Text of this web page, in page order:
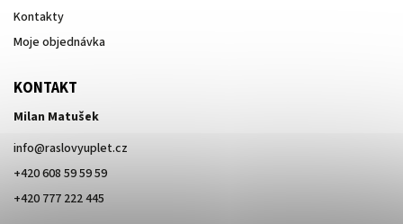
Kontakty
Moje objednávka
KONTAKT
Milan Matušek
info@raslovyuplet.cz
+420 608 59 59 59
+420 777 222 445